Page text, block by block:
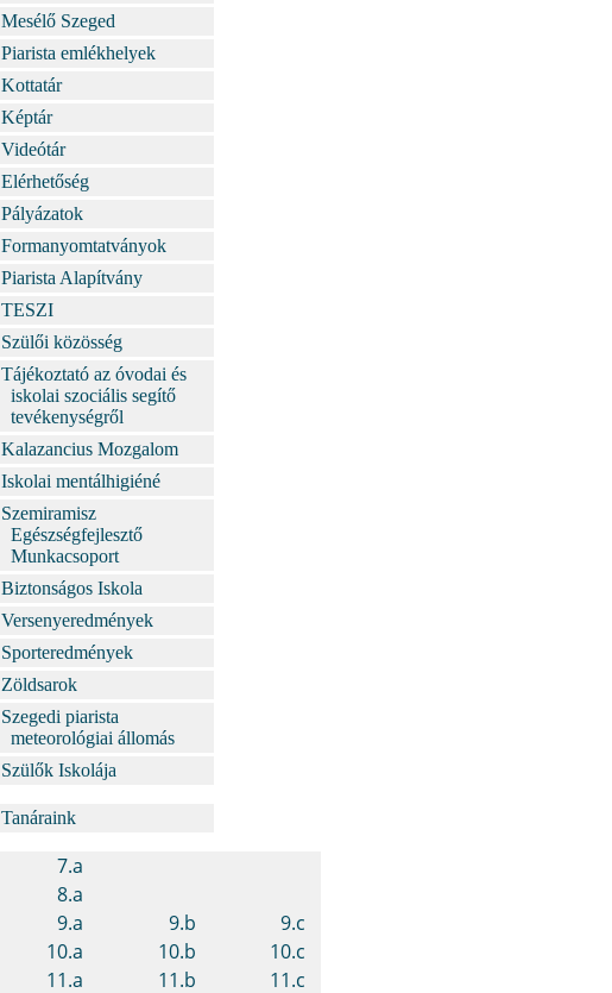
Mesélő Szeged
Piarista emlékhelyek
Kottatár
Képtár
Videótár
Elérhetőség
Pályázatok
Formanyomtatványok
Piarista Alapítvány
TESZI
Szülői közösség
Tájékoztató az óvodai és
iskolai szociális segítő
tevékenységről
Kalazancius Mozgalom
Iskolai mentálhigiéné
Szemiramisz
Egészségfejlesztő
Munkacsoport
Biztonságos Iskola
Versenyeredmények
Sporteredmények
Zöldsarok
Szegedi piarista
meteorológiai állomás
Szülők Iskolája
Tanáraink